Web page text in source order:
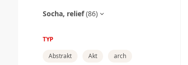
Socha, relief (86)
TYP
Abstrakt
Akt arch